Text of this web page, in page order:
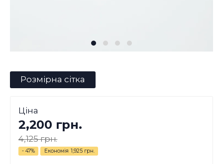
Розмірна сітка
Ціна
2,200 грн.
4,125 грн.
- 47% Економія 1,925 грн.